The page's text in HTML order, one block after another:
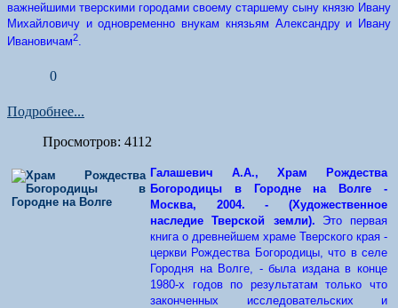
важнейшими тверскими городами своему старшему сыну князю Ивану
Михайловичу и одновременно внукам князьям Александру и Ивану
Ивановичам2
0
Подробнее...
Просмотров: 4112
Галашевич А.А., Храм Рождества
Богородицы в Городне на Волге -
Москва, 2004. - (Художественное
наследие Тверской земли).
Это первая
книга о древнейшем храме Тверского края -
церкви Рождества Богородицы, что в селе
Городня на Волге, - была издана в конце
1980-х годов по результатам только что
законченных исследовательских и